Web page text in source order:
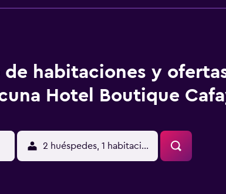
de habitaciones y
Hotel Boutique
2 huéspedes, 1 habitación